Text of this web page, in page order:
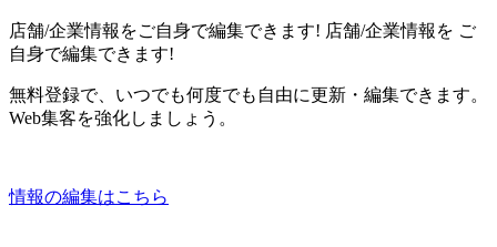
店舗/企業情報をご自身で編集できます! 店舗/企業情報を ご
自身で編集できます!
無料登録で、いつでも何度でも自由に更新・編集できます。
Web集客を強化しましょう。
情報の編集はこちら